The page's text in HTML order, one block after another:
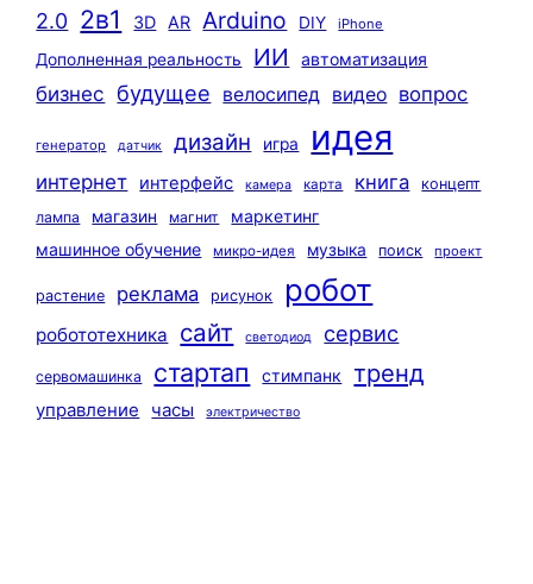
2.0 2в1 3D AR Arduino DIY iPhone
Дополненная реальность ИИ автоматизация
бизнес будущее велосипед видео вопрос
генератор датчик дизайн игра идея
интернет интерфейс камера карта книга
концепт
лампа
магазин магнит
маркетинг
машинное обучение
микро-идея музыка поиск проект
растение реклама рисунок робот
робототехника сайт светодиод сервис
сервомашинка стартап стимпанк тренд
управление часы электричество